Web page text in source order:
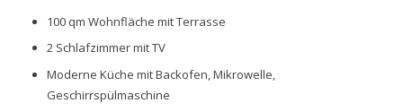
100 qm Wohnfläche mit Terrasse
2 Schlafzimmer mit TV
Moderne Küche mit Backofen, Mikrowelle,
Geschirrspülmaschine